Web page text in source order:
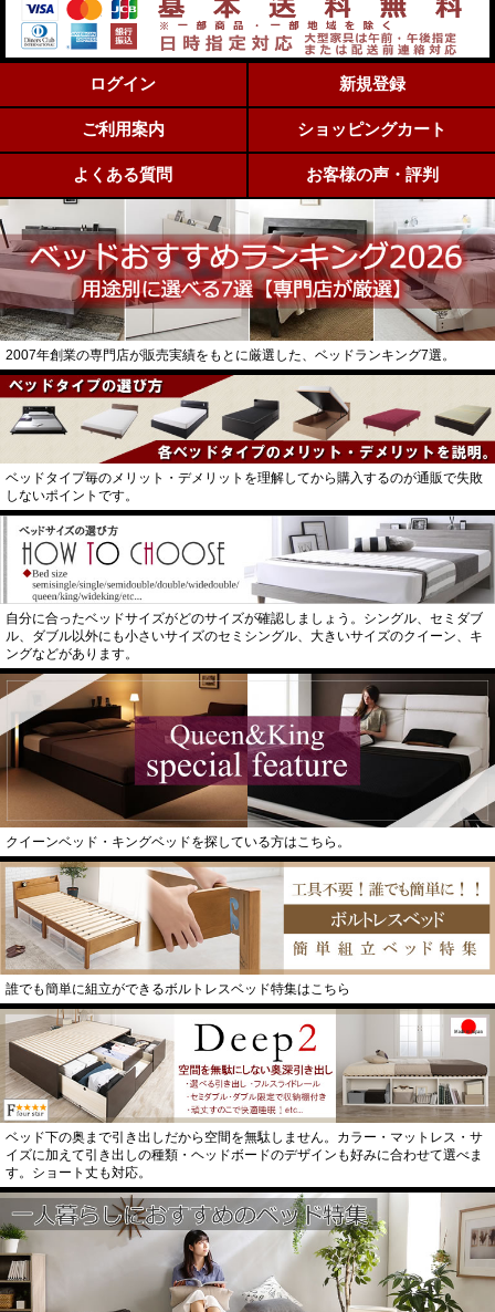
ログイン 新規登録
ご利用案内 ショッピングカート
よくある質問 お客様の声・評判
2007年創業の専門店が販売実績をもとに厳選した、ベッドランキング7選。
ベッドタイプ毎のメリット・デメリットを理解してから購入するのが通販で失敗
しないポイントです。
自分に合ったベッドサイズがどのサイズが確認しましょう。シングル、セミダブ
ル、ダブル以外にも小さいサイズのセミシングル、大きいサイズのクイーン、キ
ングなどがあります。
クイーンベッド・キングベッドを探している方はこちら。
誰でも簡単に組立ができるボルトレスベッド特集はこちら
ベッド下の奥まで引き出しだから空間を無駄しません。カラー・マットレス・サ
イズに加えて引き出しの種類・ヘッドボードのデザインも好みに合わせて選べま
す。ショート丈も対応。